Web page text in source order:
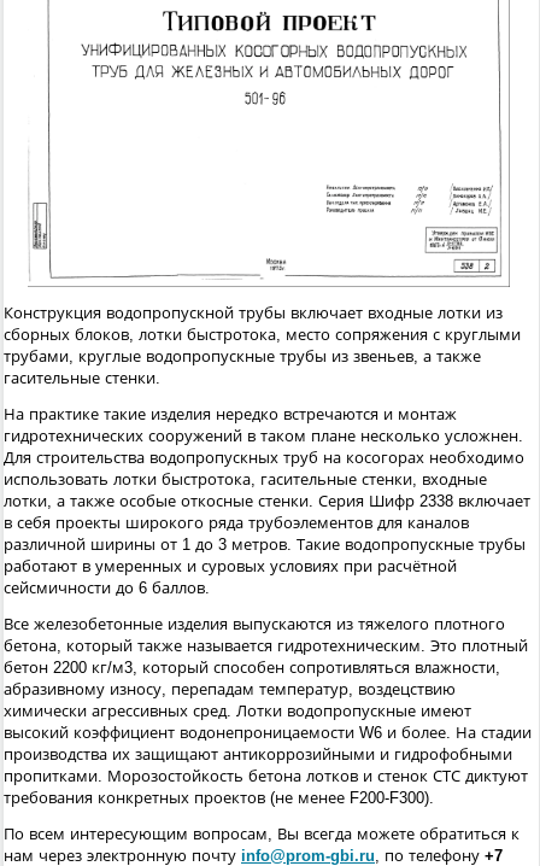
Конструкция водопропускной трубы включает входные лотки из
сборных блоков, лотки быстротока, место сопряжения с круглыми
трубами, круглые водопропускные трубы из звеньев, а также
гасительные стенки.
На практике такие изделия нередко встречаются и монтаж
гидротехнических сооружений в таком плане несколько усложнен.
Для строительства водопропускных труб на косогорах необходимо
использовать лотки быстротока, гасительные стенки, входные
лотки, а также особые откосные стенки. Серия Шифр 2338 включает
в себя проекты широкого ряда трубоэлементов для каналов
различной ширины от 1 до 3 метров. Такие водопропускные трубы
работают в умеренных и суровых условиях при расчётной
сейсмичности до 6 баллов.
Все железобетонные изделия выпускаются из тяжелого плотного
бетона, который также называется гидротехническим. Это плотный
бетон 2200 кг/м3, который способен сопротивляться влажности,
абразивному износу, перепадам температур, воздецствию
химически агрессивных сред. Лотки водопропускные имеют
высокий коэффициент водонепроницаемости W6 и более. На стадии
производства их защищают антикоррозийными и гидрофобными
пропитками. Морозостойкость бетона лотков и стенок СТС диктуют
требования конкретных проектов (не менее F200-F300).
По всем интересующим вопросам, Вы всегда можете обратиться к
нам через электронную почту info@prom-gbi.ru , по телефону +7